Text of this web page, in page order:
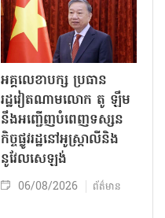
អគ្គលេខាបក្ស ប្រធាន
រដ្ឋវៀតណាមលោក តូ ឡឹម
នឹងអញ្ជើញបំពេញទស្សន
កិច្ចផ្លូវរដ្ឋនៅអូស្ត្រាលីនិង
នូវែលសេឡង់
06/08/2026 ព័ត៌មាន